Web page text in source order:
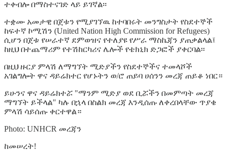
ተቀብሎ በማስተናገድ ላይ ይገኛል፡፡
ተቋሙ አመታዊ በጀቱን የሚያገኘዉ ከተባበሩት መንግስታት የስደተኞች
ከፍተኛ ኮሚሽን (United Nation High Commission for Refugees)
ሲሆን በጀቱ የሠራተኛ ደምወዝና የተለያዩ የሥራ ማስኬጃን ያጠቃልላል፤
ከዚህ በተጨማሪም የተሽከርካሪና ሌሎች የቴክኒክ ድጋፎች ያቀርባል፡፡
በዚህ ዙርያ ምላሽ ለማግኘት ሚድያችን የስደተኞችና ተመላሾች
አገልግሎት ዋና ዳይሬክተር የሆኑትን ወ/ሮ ጠይባ ሀሰንን መረጃ ጠይቆ ነበር።
ይሁንና ዋና ዳይሬክተሯ "ማንም ሚድያ ወደ ቢሯችን በመምጣት መረጃ
ማግኘት ይችላል" ካሉ በኋላ በስልክ መረጃ እንዲሰጡ ለቀረበላቸው ጥያቄ
ምላሽ ሳይሰጡ ቀርተዋል።
Photo: UNHCR መረጃን
ከመሠረት!